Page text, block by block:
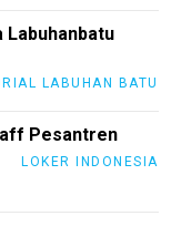
LABUHAN BATU
Pesantren
LOKER INDONESIA